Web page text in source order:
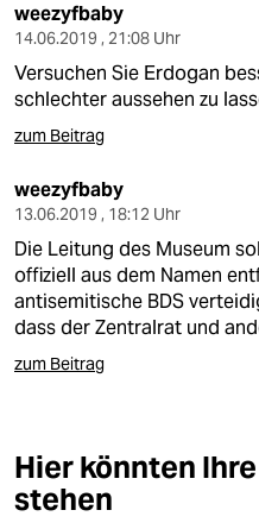
weezyfbaby
14.06.2019 , 21:08 Uhr
Versuchen Sie Erdogan
schlechter aussehen zu
zum Beitrag
weezyfbaby
13.06.2019 , 18:12 Uhr
Die Leitung des Museum
offiziell aus dem Namen
antisemitische BDS
dass der Zentralrat und
zum Beitrag
Hier könnten
stehen